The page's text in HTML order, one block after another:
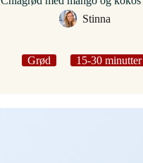
Stinna
Grød 15-30 minutter